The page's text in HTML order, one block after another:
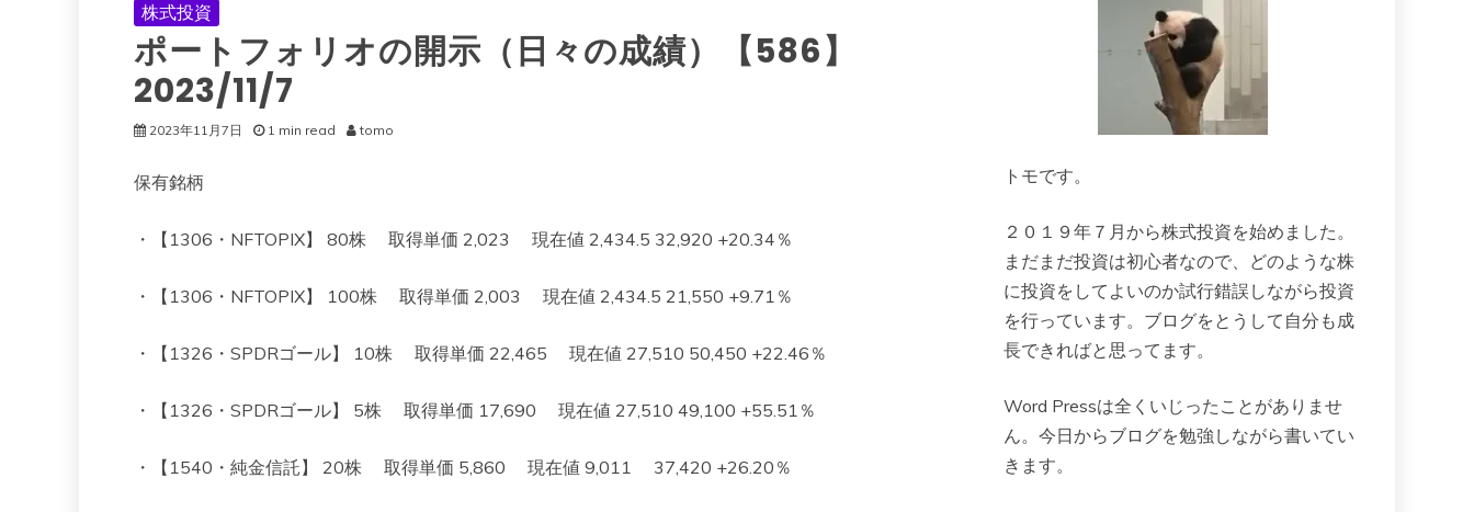
株式投資
ポートフォリオの開示（日々の成績）【586】
2023/11/7
2023年11月7日 1 min read tomo
保有銘柄
・【1306・NFTOPIX】 80株 取得単価 2,023 現在値 2,434.5 32,920 +20.34％
・【1306・NFTOPIX】 100株 取得単価 2,003 現在値 2,434.5 21,550 +9.71％
・【1326・SPDRゴール】 10株 取得単価 22,465 現在値 27,510 50,450 +22.46％
・【1326・SPDRゴール】 5株 取得単価 17,690 現在値 27,510 49,100 +55.51％
・【1540・純金信託】 20株 取得単価 5,860 現在値 9,011 37,420 +26.20％
トモです。
２０１９年７月から株式投資を始めました。
まだまだ投資は初心者なので、どのような株
に投資をしてよいのか試行錯誤しながら投資
を行っています。ブログをとうして自分も成
長できればと思ってます。
Word Pressは全くいじったことがありませ
ん。今日からブログを勉強しながら書いてい
きます。